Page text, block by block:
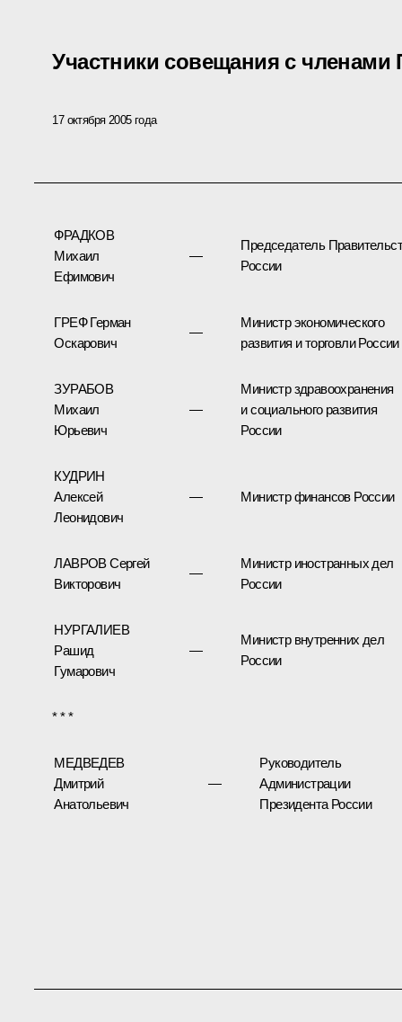
Участники совещания с членами
17 октября 2005 года
ФРАДКОВ
Михаил
Ефимович
—
Председатель
России
ГРЕФ Герман
Оскарович
—
Министр экономического
развития и торговли России
ЗУРАБОВ
Михаил
Юрьевич
—
Министр здравоохранения
и социального развития
России
КУДРИН
Алексей
Леонидович
— Министр финансов России
ЛАВРОВ Сергей
Викторович
—
Министр иностранных дел
России
НУРГАЛИЕВ
Рашид
Гумарович
—
Министр внутренних дел
России
* * *
МЕДВЕДЕВ
Дмитрий
Анатольевич
—
Руководитель
Администрации
Президента России